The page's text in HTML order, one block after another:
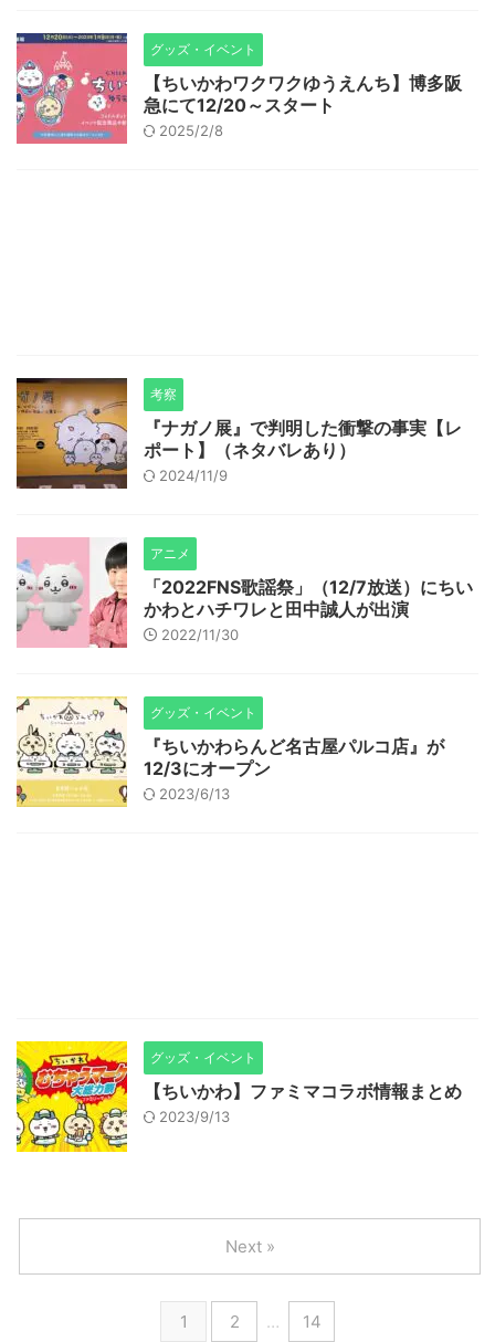
グッズ・イベント
【ちいかわワクワクゆうえんち】博多阪
急にて12/20～スタート
2025/2/8
考察
『ナガノ展』で判明した衝撃の事実【レ
ポート】（ネタバレあり）
2024/11/9
アニメ
「2022FNS歌謡祭」（12/7放送）にちい
かわとハチワレと田中誠人が出演
2022/11/30
グッズ・イベント
『ちいかわらんど名古屋パルコ店』が
12/3にオープン
2023/6/13
グッズ・イベント
【ちいかわ】ファミマコラボ情報まとめ
2023/9/13
1 2 … 14
Next »